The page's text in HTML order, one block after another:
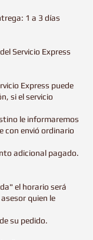
1 a 3 días
Servicio Express
Express puede
si el servicio
le informaremos
con envió ordinario
adicional pagado.
el horario será
quien le
su pedido.